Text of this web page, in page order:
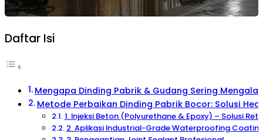
Daftar Isi
Mengapa Dinding Pabrik & Gudang Sering
Metode Perbaikan Dinding Pabrik Bocor: Solusi
1. Injeksi Beton (Polyurethane & Epoxy) – Solusi
2. Aplikasi Industrial-Grade Waterproofing